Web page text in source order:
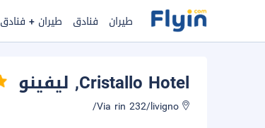
طيران فنادق طيران + فنادق
Cristallo Hotel, ليفينو